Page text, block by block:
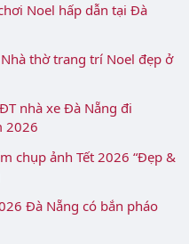
Noel hấp dẫn tại Đà
thờ trang trí Noel đẹp ở
nhà xe Đà Nẵng đi
2026
chụp ảnh Tết 2026 “Đẹp &
Đà Nẵng có bắn pháo